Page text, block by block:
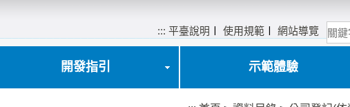
::: 平臺說明 〡使用規範 〡網站導覽
開發指引 示範體驗